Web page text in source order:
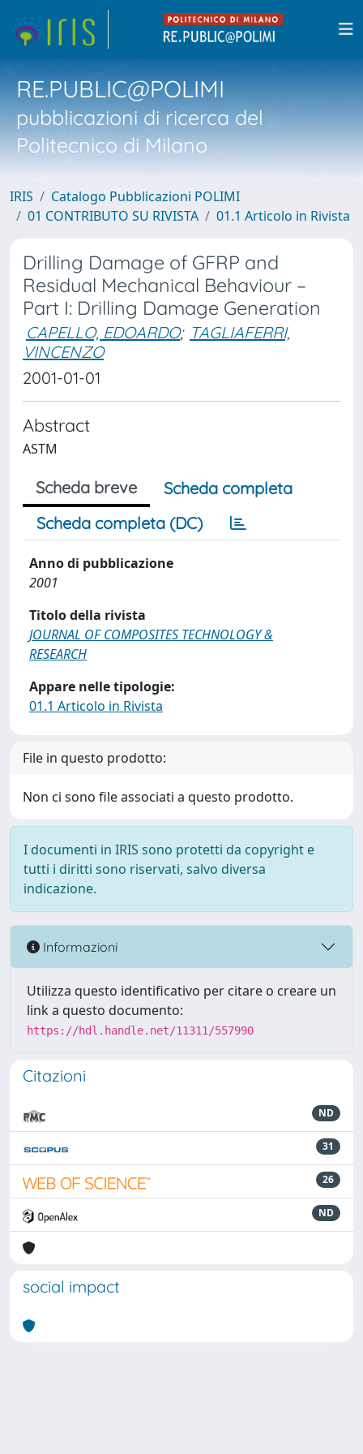
RE.PUBLIC@POLIMI
pubblicazioni di ricerca del
Politecnico di Milano
IRIS
Catalogo Pubblicazioni POLIMI
01 CONTRIBUTO SU RIVISTA
01.1 Articolo in Rivista
Drilling Damage of GFRP and
Residual Mechanical Behaviour –
Part I: Drilling Damage Generation
CAPELLO, EDOARDO; TAGLIAFERRI,
VINCENZO
2001-01-01
Abstract
ASTM
Scheda breve
Scheda completa
Scheda completa (DC)
Anno di pubblicazione
2001
Titolo della rivista
JOURNAL OF COMPOSITES TECHNOLOGY &
RESEARCH
Appare nelle tipologie:
01.1 Articolo in Rivista
File in questo prodotto:
Non ci sono file associati a questo prodotto.
I documenti in IRIS sono protetti da copyright e
tutti i diritti sono riservati, salvo diversa
indicazione.
Informazioni
Utilizza questo identificativo per citare o creare un
link a questo documento:
https://hdl.handle.net/11311/557990
Citazioni
ND
31
26
ND
social impact